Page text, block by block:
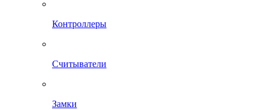
Контроллеры
Считыватели
Замки